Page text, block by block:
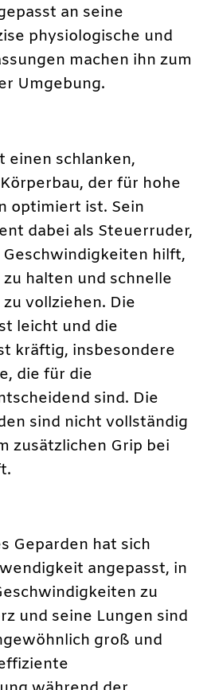
an seine
physiologische und
machen ihn zum
Umgebung.
einen schlanken,
der für hohe
optimiert ist. Sein
dabei als Steuerruder,
hilft,
halten und schnelle
vollziehen. Die
leicht und die
kräftig, insbesondere
die für die
sind. Die
sind nicht vollständig
zusätzlichen Grip bei
Geparden hat sich
angepasst, in
zu
und seine Lungen sind
groß und